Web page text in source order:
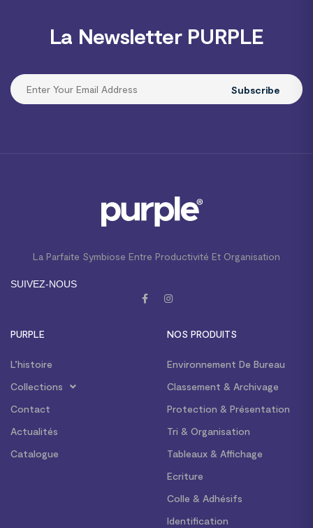
La Newsletter PURPLE
Subscribe
La Parfaite Symbiose Entre Productivité Et Organisation
SUIVEZ-NOUS
PURPLE
L’histoire
Collections
Contact
Actualités
Catalogue
NOS PRODUITS
Environnement De Bureau
Classement & Archivage
Protection & Présentation
Tri & Organisation
Tableaux & Affichage
Ecriture
Colle & Adhésifs
Identification